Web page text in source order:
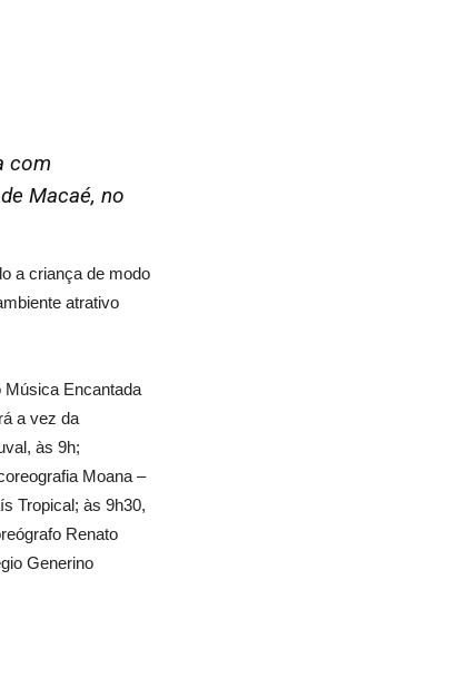
com
Macaé, no
a criança de modo
atrativo
Música Encantada
a vez da
às 9h;
Moana –
Tropical; às 9h30,
Renato
Generino